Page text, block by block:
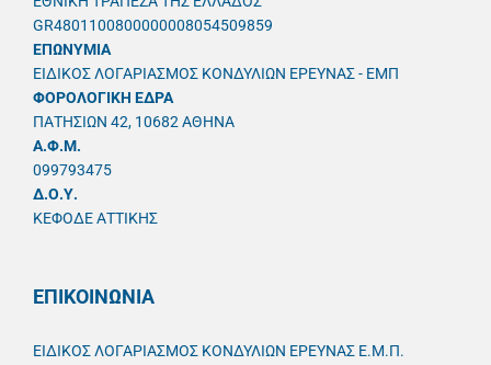
GR4801100800000008054509859
ΕΠΩΝΥΜΙΑ
ΕΙΔΙΚΟΣ ΛΟΓΑΡΙΑΣΜΟΣ ΚΟΝΔΥΛΙΩΝ ΕΡΕΥΝΑΣ - ΕΜΠ
ΦΟΡΟΛΟΓΙΚΗ ΕΔΡΑ
ΠΑΤΗΣΙΩΝ 42, 10682 ΑΘΗΝΑ
A.Φ.Μ.
099793475
Δ.Ο.Υ.
ΚΕΦΟΔΕ ΑΤΤΙΚΗΣ
ΕΠΙΚΟΙΝΩΝΙΑ
ΕΙΔΙΚΟΣ ΛΟΓΑΡΙΑΣΜΟΣ ΚΟΝΔΥΛΙΩΝ ΕΡΕΥΝΑΣ Ε.Μ.Π.